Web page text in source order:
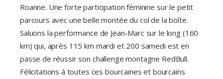
Roanne. Une forte participation féminine sur le petit
parcours avec une belle montée du col de la boîte.
Saluons la performance de Jean-Marc sur le long (160
km) qui, après 115 km mardi et 200 samedi est en
passe de réussir son challenge montagne RedBull.
Félicitations à toutes ces bourcaines et bourcains